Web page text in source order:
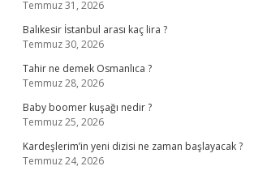
Temmuz 31, 2026
Balıkesir İstanbul arası kaç lira ?
Temmuz 30, 2026
Tahir ne demek Osmanlıca ?
Temmuz 28, 2026
Baby boomer kuşağı nedir ?
Temmuz 25, 2026
Kardeşlerim’in yeni dizisi ne zaman başlayacak ?
Temmuz 24, 2026